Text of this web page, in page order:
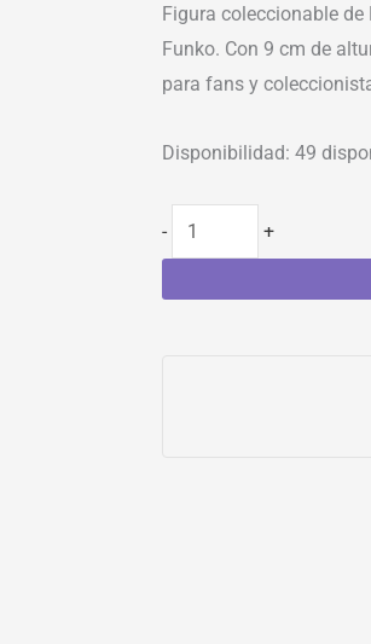
Figura coleccionable de
Funko. Con 9 cm de
para fans y
Disponibilidad: 49
- +